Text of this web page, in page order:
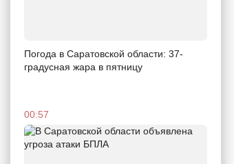
Погода в Саратовской области: 37-
градусная жара в пятницу
00:57